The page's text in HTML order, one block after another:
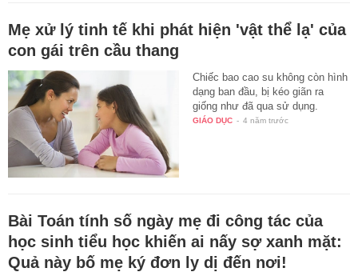
Mẹ xử lý tinh tế khi phát hiện 'vật thể lạ' của
con gái trên cầu thang
Chiếc bao cao su không còn hình
dạng ban đầu, bị kéo giãn ra
giống như đã qua sử dụng.
GIÁO DỤC - 4 năm trước
Bài Toán tính số ngày mẹ đi công tác của
học sinh tiểu học khiến ai nấy sợ xanh mặt:
Quả này bố mẹ ký đơn ly dị đến nơi!